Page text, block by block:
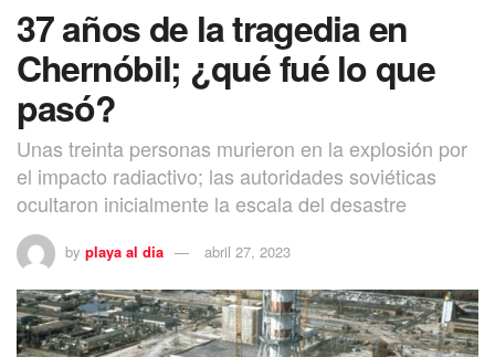
37 años de la tragedia en
Chernóbil; ¿qué fué lo que
pasó?
Unas treinta personas murieron en la explosión por
el impacto radiactivo; las autoridades soviéticas
ocultaron inicialmente la escala del desastre
by playa al dia abril 27, 2023